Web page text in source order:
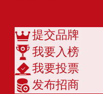
提交品牌
我要入榜
我要投票
发布招商